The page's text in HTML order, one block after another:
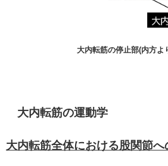
大内転筋の停止部(内方よ
大内転筋の運動学
大内転筋全体における股関節へ